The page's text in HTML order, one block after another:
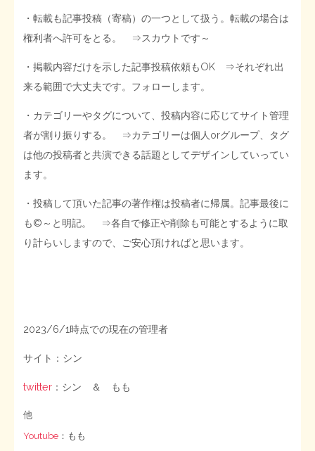
・転載も記事投稿（寄稿）の一つとして扱う。転載の場合は
権利者へ許可をとる。 ⇒スカウトです～
・掲載内容だけを示した記事投稿依頼もOK ⇒それぞれ出
来る範囲で大丈夫です。フォローします。
・カテゴリーやタグについて、投稿内容に応じてサイト管理
者が割り振りする。 ⇒カテゴリーは個人orグループ、タグ
は他の投稿者と共演できる話題としてデザインしていってい
ます。
・投稿して頂いた記事の著作権は投稿者に帰属。記事最後に
も©～と明記。 ⇒各自で修正や削除も可能とするように取
り計らいしますので、ご安心頂ければと思います。
2023/6/1時点での現在の管理者
サイト：シン
twitter ：シン ＆ もも
他
Youtube ：もも